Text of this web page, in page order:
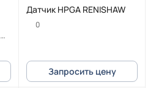
Датчик HPGA RENISHAW
0
Запросить цену